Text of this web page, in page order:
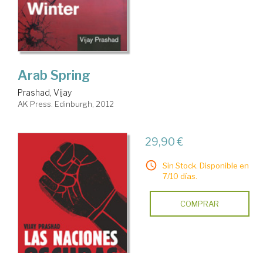
Arab Spring
Prashad, Vijay
AK Press. Edinburgh, 2012
29,90 €
Sin Stock. Disponible en
7/10 días.
COMPRAR